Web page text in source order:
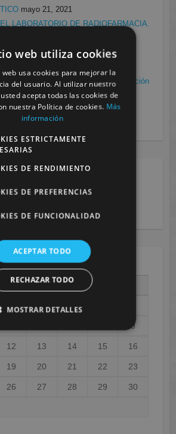
mayo 21, 2021
LABORATORIO DE RADIOFARMACIA.
con Pedro G. Aguado. enero 28,
Simple en Cesur Murcia. Protección
enero 26, 2021
Especial FP, XIII Congreso
raras
X J V
9
12 13 14 15 16
19 20 21 22 23
26 27 28 29 30
web utiliza cookies
web usa cookies para mejorar la
del usuario. Al utilizar nuestro
acepta todas las cookies de
nuestra Política de cookies. Más
información
ESTRICTAMENTE
DE RENDIMIENTO
DE PREFERENCIAS
DE FUNCIONALIDAD
ACEPTAR TODO
RECHAZAR TODO
MOSTRAR DETALLES